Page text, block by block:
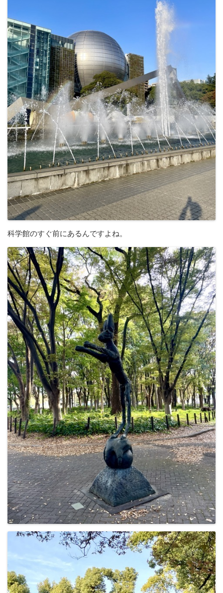
科学館のすぐ前にあるんですよね。